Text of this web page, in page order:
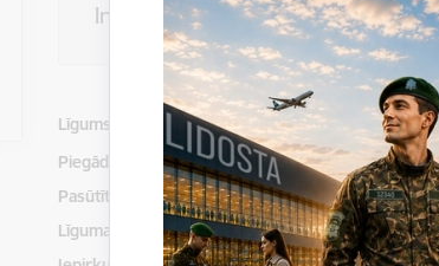
Informācija par iepirkumu
Līgumsumma
11358.01
Piegādātājs / izpildītājs: 'Zommers' SIA
Pasūtītājs
Valsts robežsardze
Līguma izpildes vieta Ludzas novads, Isnaudas